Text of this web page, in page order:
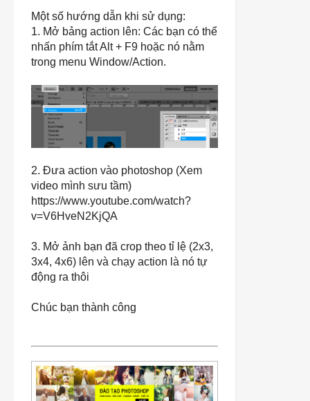
Một số hướng dẫn khi sử dụng:
1. Mở bảng action lên: Các bạn có thể
nhấn phím tắt Alt + F9 hoặc nó nằm
trong menu Window/Action.
2. Đưa action vào photoshop (Xem
video mình sưu tầm)
https://www.youtube.com/watch?
v=V6HveN2KjQA
3. Mở ảnh bạn đã crop theo tỉ lệ (2x3,
3x4, 4x6) lên và chạy action là nó tự
động ra thôi
Chúc bạn thành công